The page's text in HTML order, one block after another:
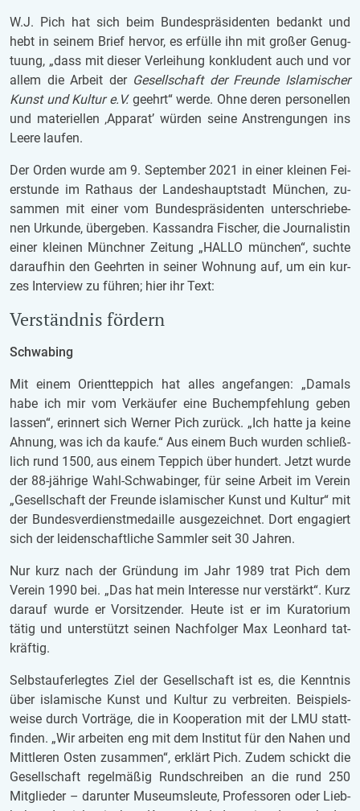
W.J. Pich hat sich beim Bun­des­prä­si­den­ten be­dankt und
hebt in sei­nem Brief her­vor, es er­fül­le ihn mit gro­ßer Ge­nug­
tu­ung, „dass mit die­ser Ver­lei­hung kon­klu­dent auch und vor
allem die Ar­beit der Ge­sell­schaft der Freun­de Is­la­mi­scher
Kunst und Kul­tur e.V.ge­ehrt“ werde. Ohne deren per­so­nel­len
und ma­te­ri­el­len ‚Ap­pa­rat’ wür­den seine An­stren­gun­gen ins
Leere lau­fen.
Der Orden wurde am 9. Sep­tem­ber 2021 in einer klei­nen Fei­
er­stun­de im Rat­haus der Lan­des­haupt­stadt Mün­chen, zu­
sam­men mit einer vom Bun­des­prä­si­den­ten un­ter­schrie­be­
nen Ur­kun­de, über­ge­ben. Kas­san­dra Fi­scher, die Jour­na­lis­tin
einer klei­nen Münch­ner Zei­tung „HALLO mün­chen“, such­te
dar­auf­hin den Ge­ehr­ten in sei­ner Woh­nung auf, um ein kur­
zes In­ter­view zu füh­ren; hier ihr Text:
Ver­ständ­nis för­dern
Schwa­bing
Mit einem Ori­ent­tep­pich hat alles an­ge­fan­gen: „Da­mals
habe ich mir vom Ver­käu­fer eine Buch­emp­feh­lung geben
las­sen“, er­in­nert sich Wer­ner Pich zu­rück. „Ich hatte ja keine
Ah­nung, was ich da kaufe.“ Aus einem Buch wur­den schließ­
lich rund 1500, aus einem Tep­pich über hun­dert. Jetzt wurde
der 88-jäh­ri­ge Wahl-Schwa­bin­ger, für seine Ar­beit im Ver­ein
„Ge­sell­schaft der Freun­de is­la­mi­scher Kunst und Kul­tur“ mit
der Bun­des­ver­dienst­me­dail­le aus­ge­zeich­net. Dort en­ga­giert
sich der lei­den­schaft­li­che Samm­ler seit 30 Jah­ren.
Nur kurz nach der Grün­dung im Jahr 1989 trat Pich dem
Ver­ein 1990 bei. „Das hat mein In­ter­es­se nur ver­stärkt“. Kurz
dar­auf wurde er Vor­sit­zen­der. Heute ist er im Ku­ra­to­ri­um
tätig und un­ter­stützt sei­nen Nach­fol­ger Max Le­on­hard tat­
kräf­tig.
Selbst­auf­er­leg­tes Ziel der Ge­sell­schaft ist es, die Kennt­nis
über is­la­mi­sche Kunst und Kul­tur zu ver­brei­ten. Bei­spiels­
wei­se durch Vor­trä­ge, die in Ko­ope­ra­ti­on mit der LMU statt­
fin­den. „Wir ar­bei­ten eng mit dem In­sti­tut für den Nahen und
Mitt­le­ren Osten zu­sam­men“, er­klärt Pich. Zudem schickt die
Ge­sell­schaft re­gel­mä­ßig Rund­schrei­ben an die rund 250
Mit­glie­der – dar­un­ter Mu­se­ums­leu­te, Pro­fes­so­ren oder Lieb­